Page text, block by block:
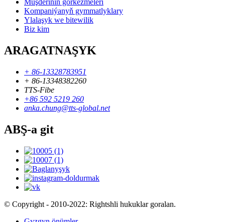
Müşderiniň görkezmeleri
Kompaniýanyň gymmatlyklary
Ylalaşyk we bitewilik
Biz kim
ARAGATNAŞYK
+ 86-13328783951
+ 86-13348382260
TTS-Fibe
+86 592 5219 260
anka.chung@tts-global.net
ABŞ-a git
© Copyright - 2010-2022: Rightshli hukuklar goralan.